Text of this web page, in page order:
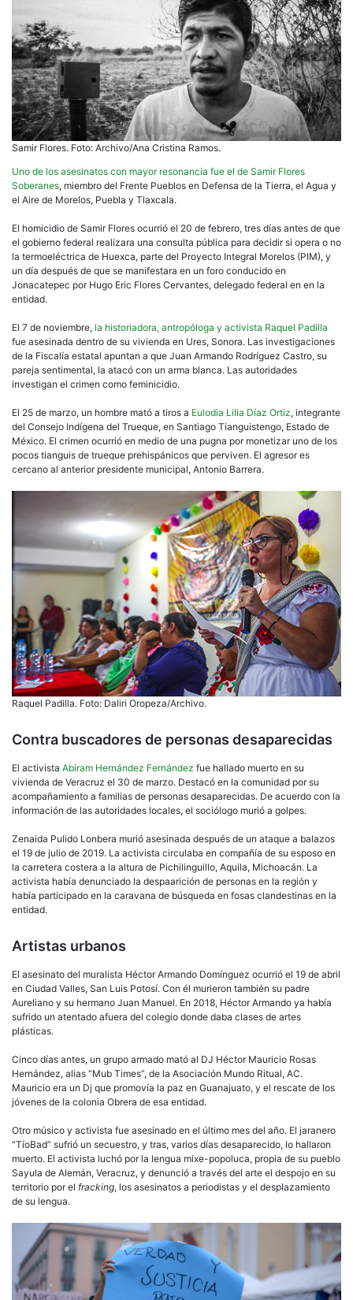
Samir Flores. Foto: Archivo/Ana Cristina Ramos.
Uno de los asesinatos con mayor resonancia fue el de Samir Flores
Soberanes, miembro del Frente Pueblos en Defensa de la Tierra, el Agua y
el Aire de Morelos, Puebla y Tlaxcala.
El homicidio de Samir Flores ocurrió el 20 de febrero, tres días antes de que
el gobierno federal realizara una consulta pública para decidir si opera o no
la termoeléctrica de Huexca, parte del Proyecto Integral Morelos (PIM), y
un día después de que se manifestara en un foro conducido en
Jonacatepec por Hugo Eric Flores Cervantes, delegado federal en en la
entidad.
El 7 de noviembre, la historiadora, antropóloga y activista Raquel Padilla
fue asesinada dentro de su vivienda en Ures, Sonora. Las investigaciones
de la Fiscalía estatal apuntan a que Juan Armando Rodríguez Castro, su
pareja sentimental, la atacó con un arma blanca. Las autoridades
investigan el crimen como feminicidio.
El 25 de marzo, un hombre mató a tiros a Eulodia Lilia Díaz Ortiz, integrante
del Consejo Indígena del Trueque, en Santiago Tianguistengo, Estado de
México. El crimen ocurrió en medio de una pugna por monetizar uno de los
pocos tianguis de trueque prehispánicos que perviven. El agresor es
cercano al anterior presidente municipal, Antonio Barrera.
Raquel Padilla. Foto: Daliri Oropeza/Archivo.
Contra buscadores de personas desaparecidas
El activista Abiram Hernández Fernández fue hallado muerto en su
vivienda de Veracruz el 30 de marzo. Destacó en la comunidad por su
acompañamiento a familias de personas desaparecidas. De acuerdo con la
información de las autoridades locales, el sociólogo murió a golpes.
Zenaida Pulido Lonbera murió asesinada después de un ataque a balazos
el 19 de julio de 2019. La activista circulaba en compañía de su esposo en
la carretera costera a la altura de Pichilinguillo, Aquila, Michoacán. La
activista había denunciado la despaarición de personas en la región y
había participado en la caravana de búsqueda en fosas clandestinas en la
entidad.
Artistas urbanos
El asesinato del muralista Héctor Armando Domínguez ocurrió el 19 de abril
en Ciudad Valles, San Luis Potosí. Con él murieron también su padre
Aureliano y su hermano Juan Manuel. En 2018, Héctor Armando ya había
sufrido un atentado afuera del colegio donde daba clases de artes
plásticas.
Cinco días antes, un grupo armado mató al DJ Héctor Mauricio Rosas
Hernández, alias “Mub Times”, de la Asociación Mundo Ritual, AC.
Mauricio era un Dj que promovía la paz en Guanajuato, y el rescate de los
jóvenes de la colonia Obrera de esa entidad.
Otro músico y activista fue asesinado en el último mes del año. El jaranero
“TíoBad” sufrió un secuestro, y tras, varios días desaparecido, lo hallaron
muerto. El activista luchó por la lengua mixe-popoluca, propia de su pueblo
Sayula de Alemán, Veracruz, y denunció a través del arte el despojo en su
territorio por el fracking, los asesinatos a periodistas y el desplazamiento
de su lengua.